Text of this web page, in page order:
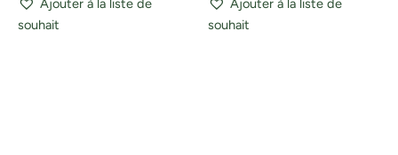
Ajouter à la liste de
souhait
Ajouter à la liste de
souhait